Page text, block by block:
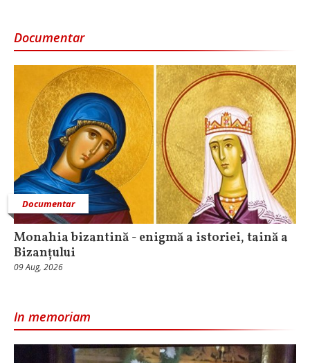
Documentar
Documentar
Monahia bizantină - enigmă a istoriei, taină a
Bizanțului
09 Aug, 2026
In memoriam